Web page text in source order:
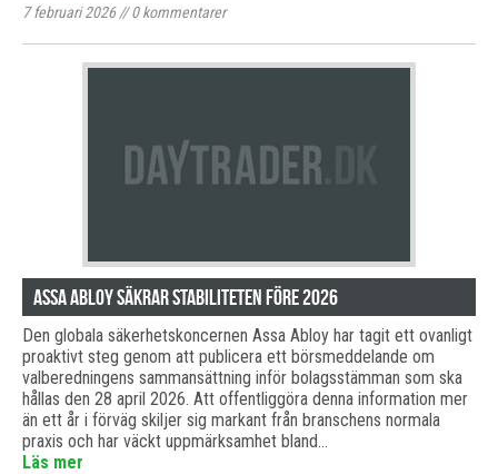
7 februari 2026//0kommentarer
Assa Abloy säkrar stabiliteten före 2026
Den globala säkerhetskoncernen Assa Abloy har tagit ett ovanligt
proaktivt steg genom att publicera ett börsmeddelande om
valberedningens sammansättning inför bolagsstämman som ska
hållas den 28 april 2026. Att offentliggöra denna information mer
än ett år i förväg skiljer sig markant från branschens normala
praxis och har väckt uppmärksamhet bland…
Läs mer